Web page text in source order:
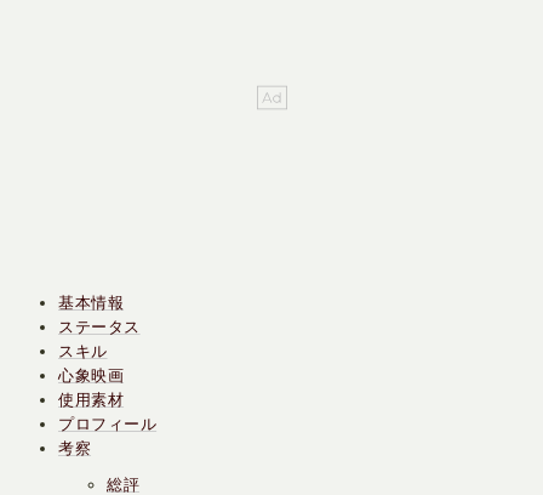
基本情報
ステータス
スキル
心象映画
使用素材
プロフィール
考察
総評